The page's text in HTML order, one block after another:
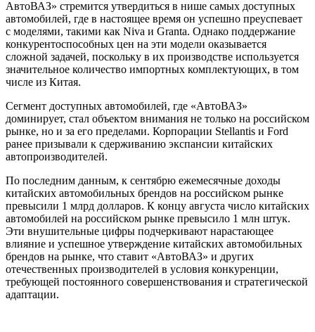
АвтоВАЗ» стремится утвердиться в нише самых доступных
автомобилей, где в настоящее время он успешно преуспевает
с моделями, такими как Niva и Granta. Однако поддержание
конкурентоспособных цен на эти модели оказывается
сложной задачей, поскольку в их производстве используется
значительное количество импортных комплектующих, в том
числе из Китая.
Сегмент доступных автомобилей, где «АвтоВАЗ»
доминирует, стал объектом внимания не только на российском
рынке, но и за его пределами. Корпорации Stellantis и Ford
ранее призывали к сдерживанию экспансии китайских
автопроизводителей.
По последним данным, к сентябрю ежемесячные доходы
китайских автомобильных брендов на российском рынке
превысили 1 млрд долларов. К концу августа число китайских
автомобилей на российском рынке превысило 1 млн штук.
Эти внушительные цифры подчеркивают нарастающее
влияние и успешное утверждение китайских автомобильных
брендов на рынке, что ставит «АвтоВАЗ» и других
отечественных производителей в условия конкуренции,
требующей постоянного совершенствования и стратегической
адаптации.